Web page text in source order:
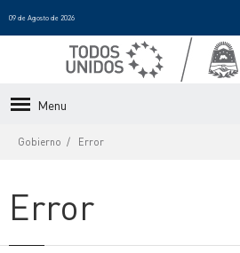
09 de Agosto de 2026
Menu
Gobierno Error
Error